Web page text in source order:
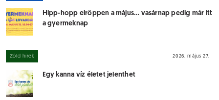
Hipp-hopp elröppen a május… vasárnap pedig már itt
a gyermeknap
Zöld hírek 2026. május 27.
Egy kanna víz életet jelenthet